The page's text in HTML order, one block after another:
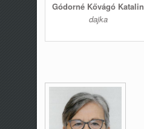
Gódorné Kővágó Katalin
dajka